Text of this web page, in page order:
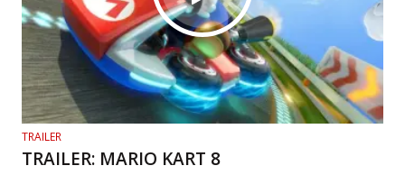
TRAILER
TRAILER: MARIO KART 8